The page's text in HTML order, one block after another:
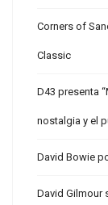
Corners of
Classic
D43 presenta
nostalgia y el
David Bowie
David Gilmour